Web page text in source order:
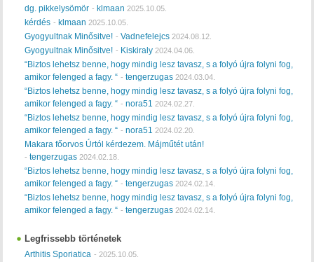
dg. pikkelysömör - klmaan 2025.10.05.
kérdés - klmaan 2025.10.05.
Gyogyultnak Minősitve! -Vadnefelejcs 2024.08.12.
Gyogyultnak Minősitve! - Kiskiraly 2024.04.06.
“Biztos lehetsz benne, hogy mindig lesz tavasz, s a folyó újra folyni fog,
amikor felenged a fagy. “ -tengerzugas 2024.03.04.
“Biztos lehetsz benne, hogy mindig lesz tavasz, s a folyó újra folyni fog,
amikor felenged a fagy. “ -nora51 2024.02.27.
“Biztos lehetsz benne, hogy mindig lesz tavasz, s a folyó újra folyni fog,
amikor felenged a fagy. “ -nora51 2024.02.20.
Makara főorvos Úrtól kérdezem. Májműtét után!
-tengerzugas 2024.02.18.
“Biztos lehetsz benne, hogy mindig lesz tavasz, s a folyó újra folyni fog,
amikor felenged a fagy. “ -tengerzugas 2024.02.14.
“Biztos lehetsz benne, hogy mindig lesz tavasz, s a folyó újra folyni fog,
amikor felenged a fagy. “ -tengerzugas 2024.02.14.
Legfrissebb történetek
Arthitis Sporiatica - 2025.10.05.